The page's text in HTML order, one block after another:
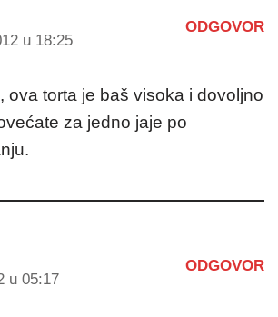
u 18:25
ODGOVOR
ova torta je baš visoka i dovoljno
za jedno jaje po
u 05:17
ODGOVOR